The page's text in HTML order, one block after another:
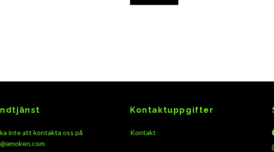
inte att kontakta oss på
Kontaktuppgifter
Kontakt